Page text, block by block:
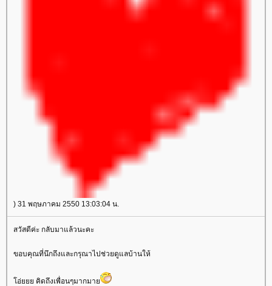
) 31 พฤษภาคม 2550 13:03:04 น.
สวัสดีค่ะ กลับมาแล้วนะคะ
ขอบคุณที่นึกถึงและกรุณาไปช่วยดูแลบ้านให้
อ่ยยย คิดถึงเพื่อนๆมากมา